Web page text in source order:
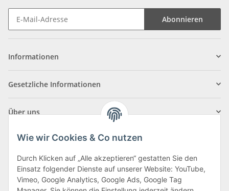
Abonnieren
Informationen
Gesetzliche Informationen
Über uns
Klagenfurter Straße 29
Wie wir Cookies & Co nutzen
Durch Klicken auf „Alle akzeptieren“ gestatten Sie den
Einsatz folgender Dienste auf unserer Website: YouTube,
Vimeo, Google Analytics, Google Ads, Google Tag